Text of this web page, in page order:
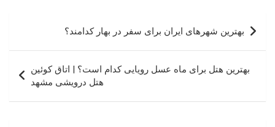
راهبری
نوشته
بهترین شهرهای ایران برای سفر در بهار کدامند؟
بهترین هتل برای ماه عسل رویایی کدام است؟ | اتاق کوئین
هتل درویشی مشهد